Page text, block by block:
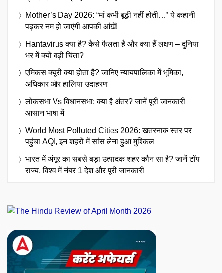
Mother’s Day 2026: “मां कभी बूढ़ी नहीं होती…” ये कहानी
पढ़कर नम हो जाएंगी आपकी आंखें!
Hantavirus क्या है? कैसे फैलता है और क्या हैं लक्षण – दुनिया
भर में क्यों बढ़ी चिंता?
एमिकस क्यूरी क्या होता है? जानिए न्यायपालिका में भूमिका,
अधिकार और हालिया उदाहरण
लोकसभा Vs विधानसभा: क्या है अंतर? जानें पूरी जानकारी
आसान भाषा में
World Most Polluted Cities 2026: खतरनाक स्तर पर
पहुंचा AQI, इन शहरों में सांस लेना हुआ मुश्किल
भारत में अंगूर का सबसे बड़ा उत्पादक शहर कौन सा है? जानें टॉप
राज्य, विश्व में नंबर 1 देश और पूरी जानकारी